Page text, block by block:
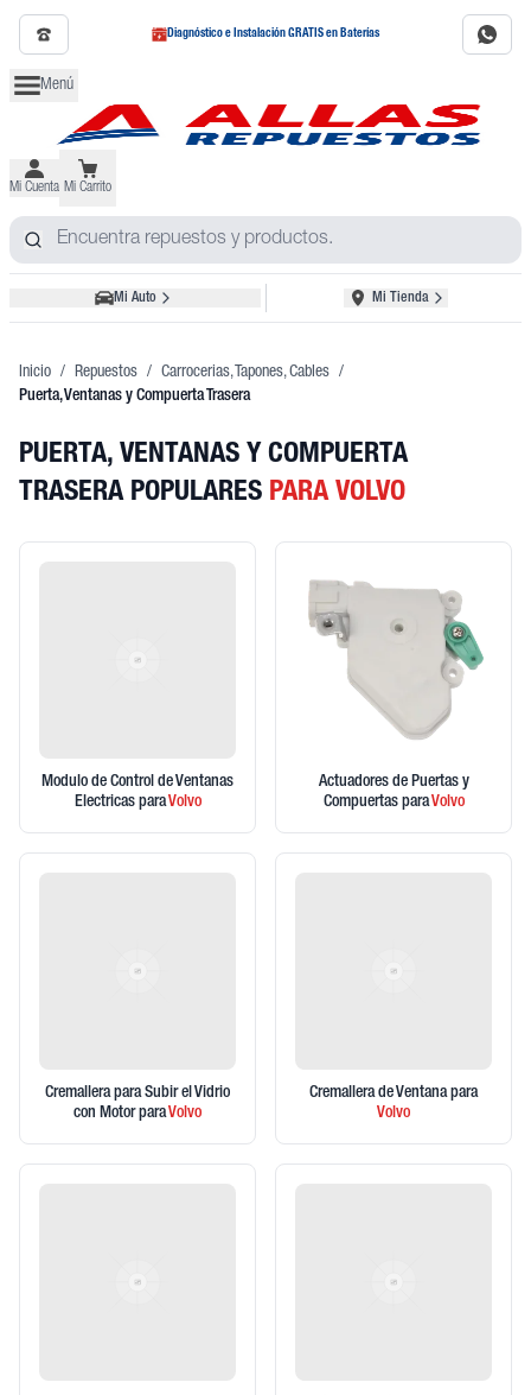
Diagnóstico e Instalación GRATIS en Baterías
Menú
Mi Cuenta Mi Carrito
Mi Auto Mi Tienda
Inicio / Repuestos / Carrocerias, Tapones, Cables /
Puerta, Ventanas y Compuerta Trasera
PUERTA, VENTANAS Y COMPUERTA
TRASERA POPULARES PARA VOLVO
Modulo de Control de Ventanas
Electricas paraVolvo
Actuadores de Puertas y
Compuertas paraVolvo
Cremallera para Subir el Vidrio
con Motor paraVolvo
Cremallera de Ventana para
Volvo